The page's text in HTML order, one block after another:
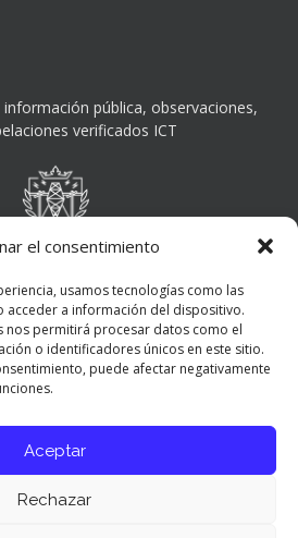
el consentimiento
usamos tecnologías como las
acceder a información del dispositivo.
nos permitirá procesar datos como el
o identificadores únicos en este sitio.
puede afectar negativamente
Aceptar
Rechazar
pública, observaciones,
verificados ICT